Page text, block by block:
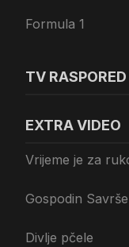
Formula 1
TV RASPORED
EXTRA VIDEO
Vrijeme je za
Gospodin
Divlje pčele